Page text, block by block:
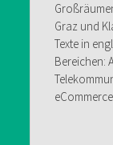
Graz und
Texte in
Bereichen: